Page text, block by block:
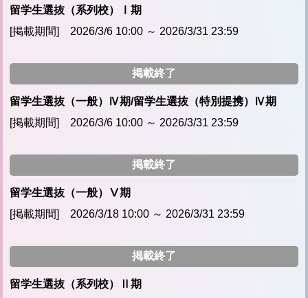
留学生選抜（系列校）Ⅰ期
[掲載期間] 2026/3/6 10:00 ～ 2026/3/31 23:59
掲載終了
留学生選抜（一般）Ⅳ期/留学生選抜（特別提携）Ⅳ期
[掲載期間] 2026/3/6 10:00 ～ 2026/3/31 23:59
掲載終了
留学生選抜（一般）Ⅴ期
[掲載期間] 2026/3/18 10:00 ～ 2026/3/31 23:59
掲載終了
留学生選抜（系列校）Ⅱ期